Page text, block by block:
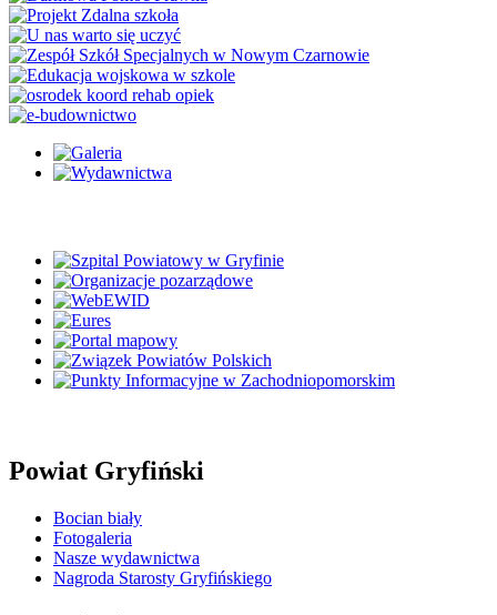
Powiat Gryfiński
Bocian biały
Fotogaleria
Nasze wydawnictwa
Nagroda Starosty Gryfińskiego